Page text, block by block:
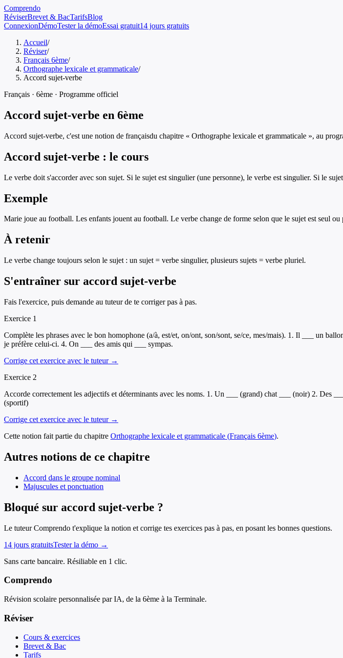
Comprendo
RéviserBrevet & BacTarifsBlog
ConnexionDémoTester la démoEssai gratuit14 jours gratuits
Accueil/
Réviser/
Français 6ème/
Orthographe lexicale et grammaticale/
Accord sujet-verbe
Français · 6ème · Programme officiel
Accord sujet-verbe en 6ème
Accord sujet-verbe, c'est une notion de françaisdu chapitre « Orthographe lexicale et grammaticale », au
Accord sujet-verbe : le cours
Le verbe doit s'accorder avec son sujet. Si le sujet est singulier (une personne), le verbe est singulier. Si le
Exemple
Marie joue au football. Les enfants jouent au football. Le verbe change de forme selon que le sujet est seul ou
À retenir
Le verbe change toujours selon le sujet : un sujet = verbe singulier, plusieurs sujets = verbe pluriel.
S'entraîner sur accord sujet-verbe
Fais l'exercice, puis demande au tuteur de te corriger pas à pas.
Exercice 1
Complète les phrases avec le bon homophone (a/à, est/et, on/ont, son/sont, se/ce, mes/mais). 1. Il ___ un
je préfère celui-ci. 4. On ___ des amis qui ___ sympas.
Corrige cet exercice avec le tuteur →
Exercice 2
Accorde correctement les adjectifs et déterminants avec les noms. 1. Un ___ (grand) chat ___ (noir) 2. Des
(sportif)
Corrige cet exercice avec le tuteur →
Cette notion fait partie du chapitre Orthographe lexicale et grammaticale (Français 6ème).
Autres notions de ce chapitre
Accord dans le groupe nominal
Majuscules et ponctuation
Bloqué sur accord sujet-verbe ?
Le tuteur Comprendo t'explique la notion et corrige tes exercices pas à pas, en posant les bonnes questions.
14 jours gratuitsTester la démo →
Sans carte bancaire. Résiliable en 1 clic.
Comprendo
Révision scolaire personnalisée par IA, de la 6ème à la Terminale.
Réviser
Cours & exercices
Brevet & Bac
Tarifs